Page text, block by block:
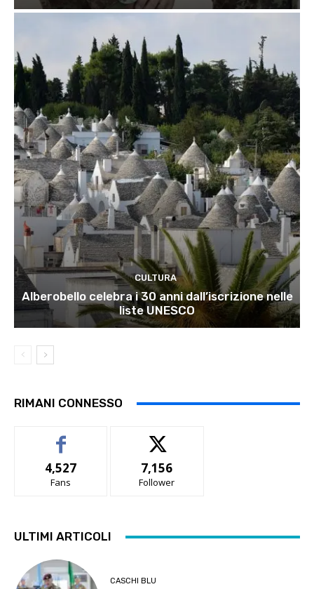
CULTURA
Alberobello celebra i 30 anni dall’iscrizione nelle
liste UNESCO
RIMANI CONNESSO
4,527
Fans
7,156
Follower
ULTIMI ARTICOLI
CASCHI BLU